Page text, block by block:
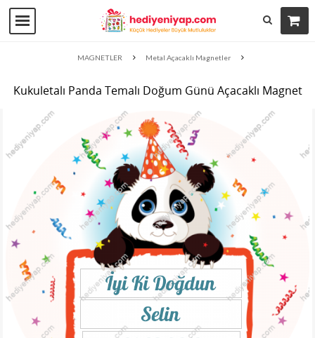
MAGNETLER Metal Açacaklı Magnetler
Kukuletalı Panda Temalı Doğum Günü Açacaklı Magnet